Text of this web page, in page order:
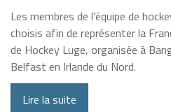
Les membres de l’équipe de
choisis afin de représenter la
de Hockey Luge, organisée à
Belfast en Irlande du Nord.
Lire la suite